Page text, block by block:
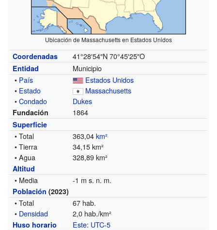
Ubicación de Massachusetts en Estados Unidos
Coordenadas 41°28′54″N 70°45′25″O
Entidad
Municipio
• País
Estados Unidos
• Estado
Massachusetts
•Condado Dukes
Fundación 1864
Superficie
• Total 363,04km²
• Tierra
34,15 km²
• Agua
328,89 km²
Altitud
• Media -1 m s. n. m.
Población (2023)
• Total
67 hab.
• Densidad 2,0 hab./km²
Huso horario Este: UTC-5